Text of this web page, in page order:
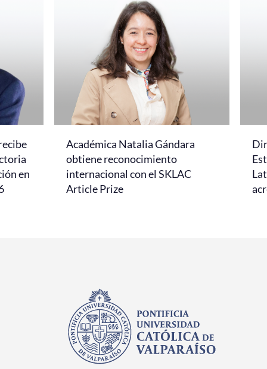
en
Académica Natalia Gándara
obtiene reconocimiento
internacional con el SKLAC
Article Prize